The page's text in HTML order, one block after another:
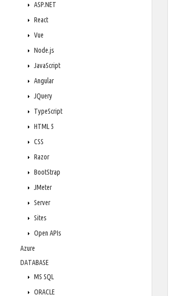
ASP.NET
React
Vue
Node.js
JavaScript
Angular
JQuery
TypeScript
HTML 5
CSS
Razor
BootStrap
JMeter
Server
Sites
Open APIs
Azure
DATABASE
MS SQL
ORACLE